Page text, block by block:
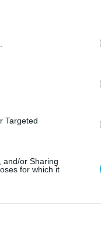
Targeted
and/or Sharing
for which it
είναι η
την
και θα
μπορούσαν να
σενάριο
ναυσιπλοΐα στα
να ξεπεράσουν
επιβράδυνση